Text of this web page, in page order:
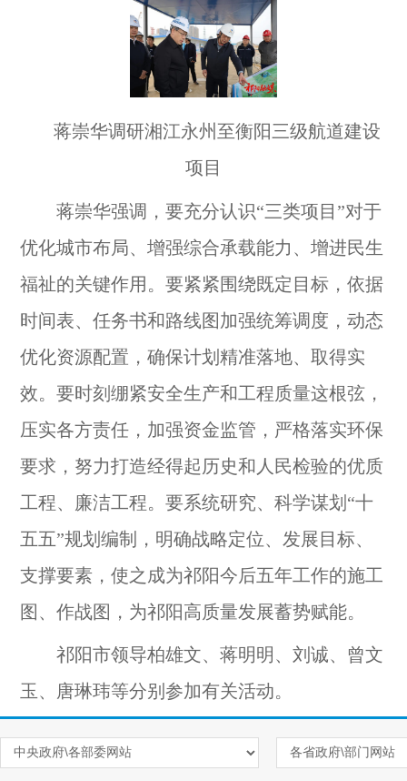
蒋崇华调研湘江永州至衡阳三级航道建设
项目
蒋崇华强调，要充分认识“三类项目”对于
优化城市布局、增强综合承载能力、增进民生
福祉的关键作用。要紧紧围绕既定目标，依据
时间表、任务书和路线图加强统筹调度，动态
优化资源配置，确保计划精准落地、取得实
效。要时刻绷紧安全生产和工程质量这根弦，
压实各方责任，加强资金监管，严格落实环保
要求，努力打造经得起历史和人民检验的优质
工程、廉洁工程。要系统研究、科学谋划“十
五五”规划编制，明确战略定位、发展目标、
支撑要素，使之成为祁阳今后五年工作的施工
图、作战图，为祁阳高质量发展蓄势赋能。
祁阳市领导柏雄文、蒋明明、刘诚、曾文
玉、唐琳玮等分别参加有关活动。